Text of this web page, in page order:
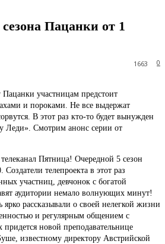
Пацанки от 1
0
1663
участницам предстоит
и пороками. Не все выдержат
В этот раз кто-то будет вынужден
Леди». Смотрим анонс серии от
Пятница! Очередной 5 сезон
Создатели телепроекта в этот раз
участниц, девчонок с богатой
аудитории немало волнующих минут!
рассказывали о своей нелегкой жизни
и регулярным общением с
новой преподавательнице
известному директору Австрийской